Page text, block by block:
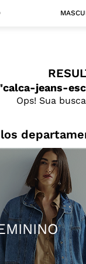
Camisas
Jaquetas
calca-jeans-
Ops! Sua